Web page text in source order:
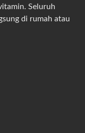
Seluruh
di rumah atau